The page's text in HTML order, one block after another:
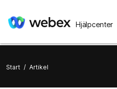
Hjälpcenter
Start / Artikel